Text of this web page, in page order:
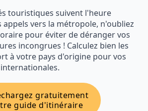
touristiques suivent l'heure
appels vers la métropole, n'oubliez
pour éviter de déranger vos
incongrues ! Calculez bien les
à votre pays d'origine pour vos
gratuitement
guide d'itinéraire